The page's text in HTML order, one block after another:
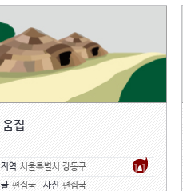
움집
지역 서울특별시 강동구
글 편집국 사진 편집국